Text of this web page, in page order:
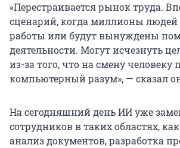
«Перестраивается рынок труда.
сценарий, когда миллионы
работы или будут вынуждены
деятельности. Могут исчезнуть
из-за того, что на смену человеку
компьютерный разум», — сказал
На сегодняшний день ИИ уже
сотрудников в таких областях,
анализ документов, разработка